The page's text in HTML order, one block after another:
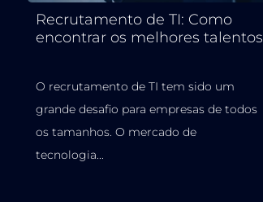
Recrutamento de TI: Como
encontrar os melhores talentos
O recrutamento de TI tem sido um
grande desafio para empresas de todos
os tamanhos. O mercado de
tecnologia...